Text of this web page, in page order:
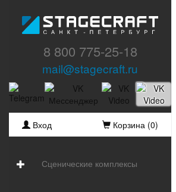
8 800 775-25-18
mail@stagecraft.ru
Вход Корзина (0)
Сценические комплексы